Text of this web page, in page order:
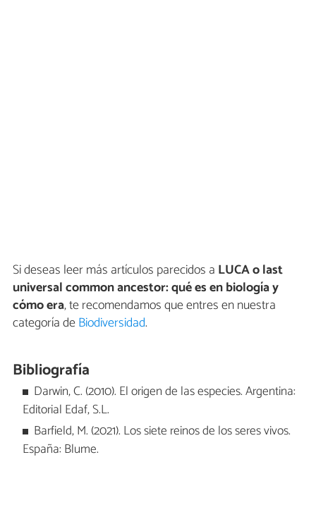
Si deseas leer más artículos parecidos a LUCA o last
universal common ancestor: qué es en biología y
cómo era, te recomendamos que entres en nuestra
categoría deBiodiversidad.
Bibliografía
Darwin, C. (2010). El origen de las especies. Argentina:
Editorial Edaf, S.L.
Barfield, M. (2021). Los siete reinos de los seres vivos.
España: Blume.